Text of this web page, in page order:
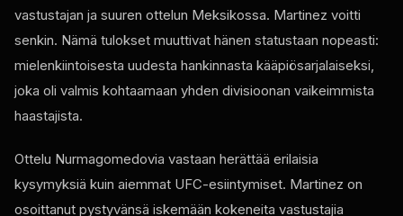
vastustajan ja suuren ottelun Meksikossa. Martinez voitti
senkin. Nämä tulokset muuttivat hänen statustaan ​​nopeasti:
mielenkiintoisesta uudesta hankinnasta kääpiösarjalaiseksi,
joka oli valmis kohtaamaan yhden divisioonan vaikeimmista
haastajista.
Ottelu Nurmagomedovia vastaan ​​herättää erilaisia ​​
kysymyksiä kuin aiemmat UFC-esiintymiset. Martinez on
osoittanut pystyvänsä iskemään kokeneita vastustajia